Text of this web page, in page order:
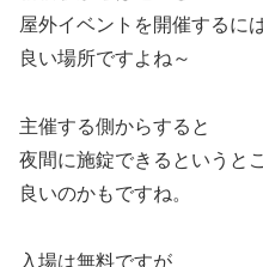
屋外イベントを開催するに
良い場所ですよね～
主催する側からすると
夜間に施錠できるというと
良いのかもですね。
入場は無料ですが